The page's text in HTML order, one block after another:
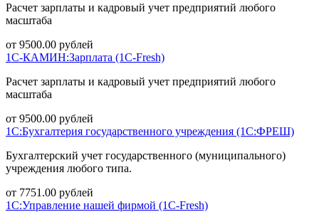
Расчет зарплаты и кадровый учет предприятий любого
масштаба
от 9500.00 рублей
1С-КАМИН:Зарплата (1С-Fresh)
Расчет зарплаты и кадровый учет предприятий любого
масштаба
от 9500.00 рублей
1С:Бухгалтерия государственного учреждения (1С:ФРЕШ)
Бухгалтерский учет государственного (муниципального)
учреждения любого типа.
от 7751.00 рублей
1С:Управление нашей фирмой (1С-Fresh)